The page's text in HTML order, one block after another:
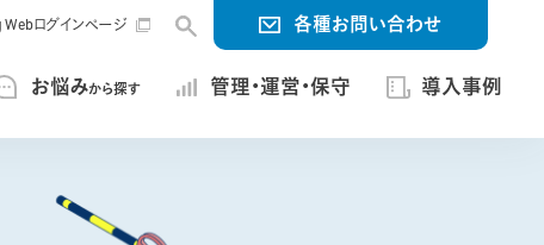
お悩みから探す 管理・運営・保守 導入事例
Webログインページ 各種お問い合わせ